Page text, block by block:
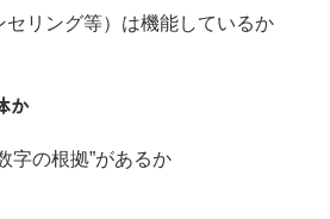
セリング等）は機能しているか
か
字の根拠”があるか